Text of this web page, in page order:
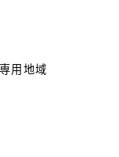
用地域